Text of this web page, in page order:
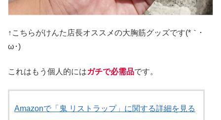
↑こちらがけんた店長オススメの大胸筋グッズです(*｀･
ω･)ゞ
これはもう個人的にはガチで必需品です。
Amazonで「鬼 リストラップ」に関する詳細を見る